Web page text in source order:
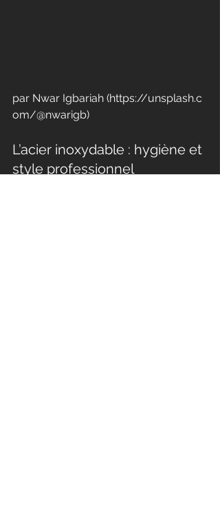
par Nwar Igbariah (https://unsplash.c
om/@nwarigb)
L’acier inoxydable : hygiène et
style professionnel